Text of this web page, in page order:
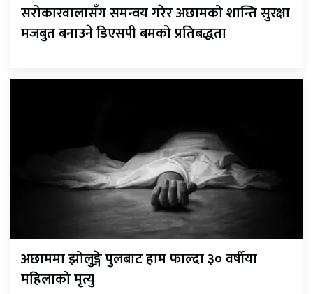
सरोकारवालासँग समन्वय गरेर अछामको शान्ति सुरक्षा
मजबुत बनाउने डिएसपी बमको प्रतिबद्धता
अछाममा झोलुङ्गे पुलबाट हाम फाल्दा ३० वर्षीया
महिलाको मृत्यु